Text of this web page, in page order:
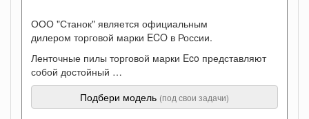
ООО "Станок" является официальным
дилером торговой марки ECO в России.
Ленточные пилы торговой марки Eco представляют
собой достойный …
Подбери модель (под свои задачи)